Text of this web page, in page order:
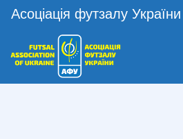
Асоціація футзалу України